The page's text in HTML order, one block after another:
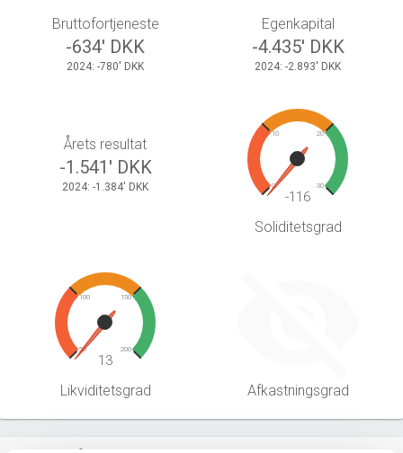
Bruttofortjeneste
-634' DKK
2024: -780' DKK
Egenkapital
-4.435' DKK
2024: -2.893' DKK
Årets resultat
-1.541' DKK
2024: -1.384' DKK 0
10 20
30
-116
Soliditetsgrad
50
100 150
200
13
Likviditetsgrad Afkastningsgrad